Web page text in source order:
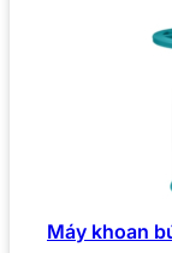
Máy khoan